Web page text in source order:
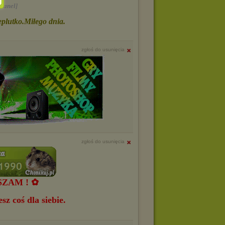
dnia.
zgłoś do usunięcia
zgłoś do usunięcia
! ✿
coś dla siebie.